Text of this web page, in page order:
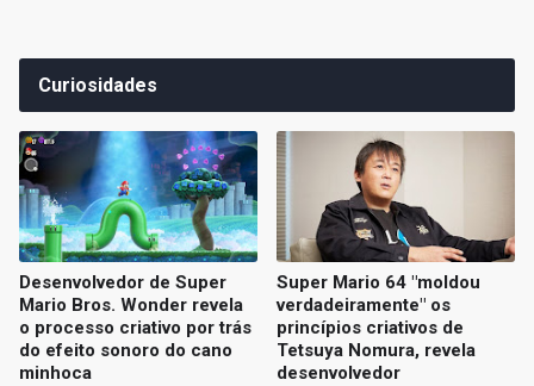
Curiosidades
Desenvolvedor de Super
Mario Bros. Wonder revela
o processo criativo por trás
do efeito sonoro do cano
minhoca
Super Mario 64 "moldou
verdadeiramente" os
princípios criativos de
Tetsuya Nomura, revela
desenvolvedor